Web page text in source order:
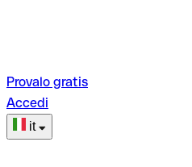
Provalo gratis
Accedi
it